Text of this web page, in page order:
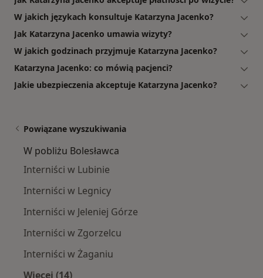
W jakich językach konsultuje Katarzyna Jacenko?
Jak Katarzyna Jacenko umawia wizyty?
W jakich godzinach przyjmuje Katarzyna Jacenko?
Katarzyna Jacenko: co mówią pacjenci?
Jakie ubezpieczenia akceptuje Katarzyna Jacenko?
Powiązane wyszukiwania
W pobliżu Bolesławca
Interniści w Lubinie
Interniści w Legnicy
Interniści w Jeleniej Górze
Interniści w Zgorzelcu
Interniści w Żaganiu
Więcej (14)